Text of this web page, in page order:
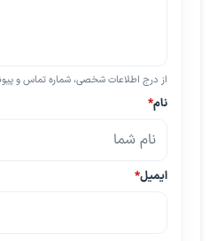
از درج اطلاعات شخصی، شماره تماس و
نام*
ایمیل*